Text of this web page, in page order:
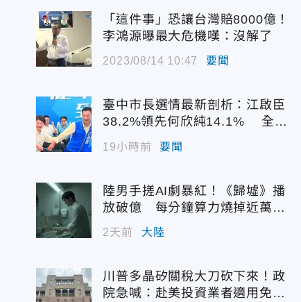
「這件事」恐讓台灣賠8000億！
李鴻源曝最大危機嘆：沒解了
2023/08/14 10:47 要聞
臺中市長選情最新剖析：江啟臣
38.2%領先何欣純14.1% 全世
代支持度全面居首
19小時前 要聞
陸男手搓AI劇暴紅！《歸墟》播
放破億 每分鐘算力燒掉近萬台
2天前 大陸
川普多晶矽關稅大刀砍下來！政
院急喊：赴美投資業者適用免稅